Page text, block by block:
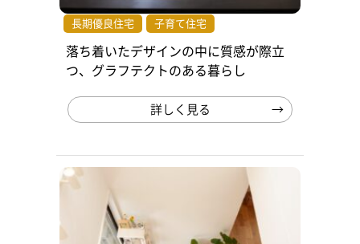
長期優良住宅 子育て住宅
落ち着いたデザインの中に質感が際立
つ、グラフテクトのある暮らし
詳しく見る